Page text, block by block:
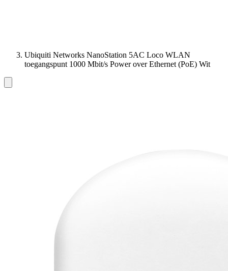
Ubiquiti Networks NanoStation 5AC Loco WLAN
toegangspunt 1000 Mbit/s Power over Ethernet (PoE) Wit